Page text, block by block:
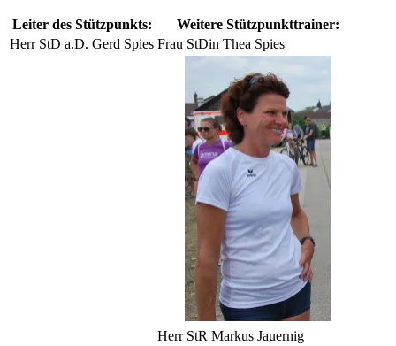
Leiter des Stützpunkts:
Weitere Stützpunkttrainer:
Herr StD a.D. Gerd Spies Frau StDin Thea Spies
Herr StR Markus Jauernig